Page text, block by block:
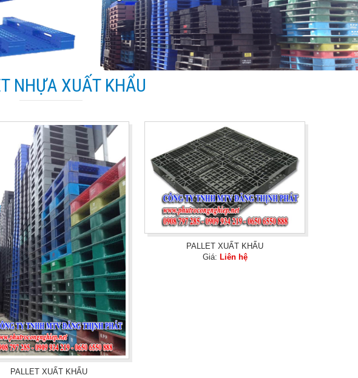
NHỰA XUẤT KHẨU
lượng đảm bảo tải trọng an toàn.
Phù hợp cho việc xuất khẩu hàng
đi nước ngoài, đủ tiêu chuẩn quốc
tế,
Rất tiện cho việc đóng hàng đi
container xuất khẩu,...
Có thể tái xử dụng lại nhiều lần
trong việc lưu thông và vận chuyển
hàng đi và đến trong và ngoài
nước,...
KT: 1100 x 1100 x 120 mm, 1000 x
1200 x 120 mm, 1000 x 1000 x 120
mm, 1200 x 1100 x 120 mm,...
PALLET XUẤT KHẨU
Kích thước đa dạng, giá rẽ, chất
lượng đảm bảo tải trọng an toàn.
Phù hợp cho việc xuất khẩu hàng
đi nước ngoài, đủ tiêu chuẩn quốc
tế,
Rất tiện cho việc đóng hàng đi
container xuất khẩu,...
Có thể tái xử dụng lại nhiều lần
PALLET XUẤT KHẨU
Giá: Liên hệ